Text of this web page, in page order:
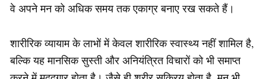
वे अपने मन को अधिक समय तक एकाग्र बनाए रख सकते हैं।
शारीरिक व्यायाम के लाभों में केवल शारीरिक स्वास्थ्य नहीं शामिल है,
बल्कि यह मानसिक सुस्ती और अनियंत्रित विचारों को भी समाप्त